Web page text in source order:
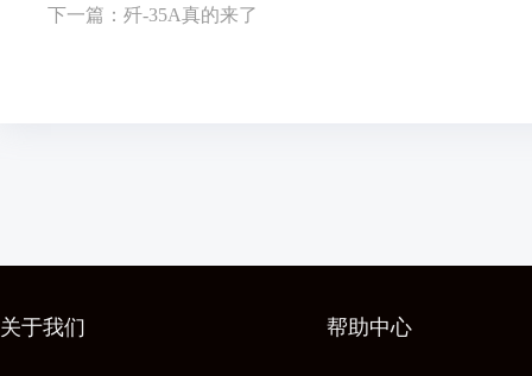
下一篇：歼-35A真的来了
关于我们 帮助中心